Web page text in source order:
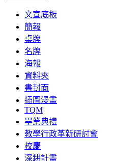
文宣底板
簡報
桌牌
名牌
海報
資料夾
書封面
插圖漫畫
TQM
畢業典禮
教學行政革新研討會
校慶
深耕計畫